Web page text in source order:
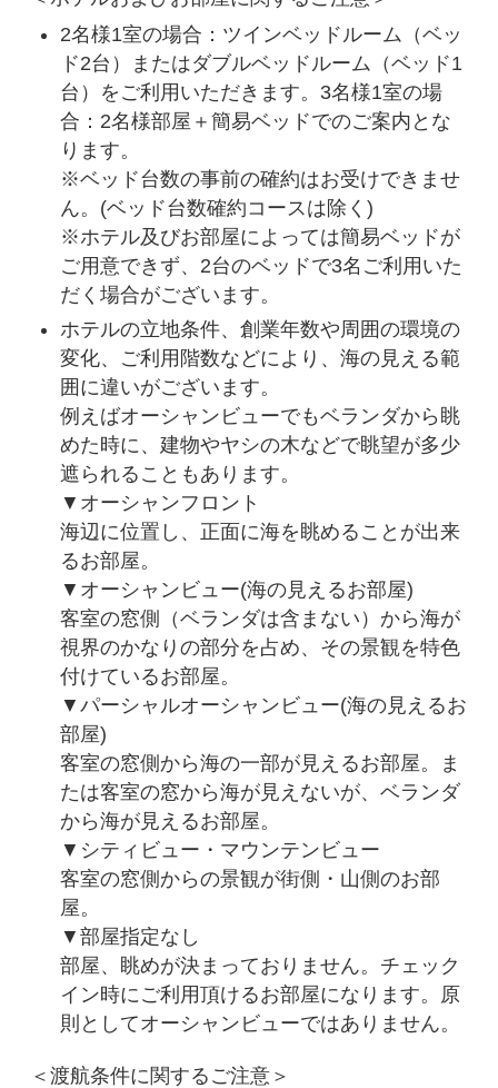
2名様1室の場合：ツインベッドルーム（ベッ
ド2台）またはダブルベッドルーム（ベッド1
台）をご利用いただきます。3名様1室の場
合：2名様部屋＋簡易ベッドでのご案内とな
ります。
※ベッド台数の事前の確約はお受けできませ
ん。(ベッド台数確約コースは除く)
※ホテル及びお部屋によっては簡易ベッドが
ご用意できず、2台のベッドで3名ご利用いた
だく場合がございます。
ホテルの立地条件、創業年数や周囲の環境の
変化、ご利用階数などにより、海の見える範
囲に違いがございます。
例えばオーシャンビューでもベランダから眺
めた時に、建物やヤシの木などで眺望が多少
遮られることもあります。
▼オーシャンフロント
海辺に位置し、正面に海を眺めることが出来
るお部屋。
▼オーシャンビュー(海の見えるお部屋)
客室の窓側（ベランダは含まない）から海が
視界のかなりの部分を占め、その景観を特色
付けているお部屋。
▼パーシャルオーシャンビュー(海の見えるお
部屋)
客室の窓側から海の一部が見えるお部屋。ま
たは客室の窓から海が見えないが、ベランダ
から海が見えるお部屋。
▼シティビュー・マウンテンビュー
客室の窓側からの景観が街側・山側のお部
屋。
▼部屋指定なし
部屋、眺めが決まっておりません。チェック
イン時にご利用頂けるお部屋になります。原
則としてオーシャンビューではありません。
＜渡航条件に関するご注意＞